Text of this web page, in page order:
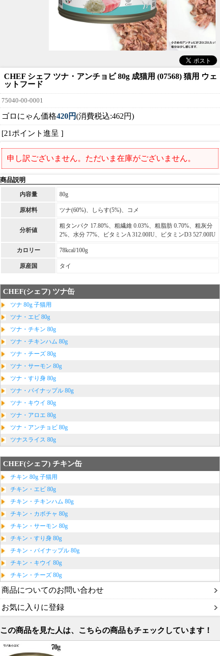
CHEF シェフ ツナ・アンチョビ 80g 成猫用 (07568) 猫用 ウェ
ットフード
75040-00-0001
ゴロにゃん価格420円(消費税込:462円)
[21ポイント進呈 ]
申し訳ございません。ただいま在庫がございません。
商品説明
内容量 80g
原材料 ツナ(60%)、しらす(5%)、コメ
分析値
粗タンパク 17.80%、粗繊維 0.03%、粗脂肪 0.70%、粗灰分
2%、水分 77%、ビタミンA 312.00IU、ビタミンD3 527.00IU
カロリー 78kcal/100g
原産国 タイ
CHEF(シェフ) ツナ缶
ツナ 80g 子猫用
ツナ・エビ 80g
ツナ・チキン 80g
ツナ・チキンハム 80g
ツナ・チーズ 80g
ツナ・サーモン 80g
ツナ・すり身 80g
ツナ・パイナップル 80g
ツナ・キウイ 80g
ツナ・アロエ 80g
ツナ・アンチョビ 80g
ツナスライス 80g
CHEF(シェフ) チキン缶
チキン 80g 子猫用
チキン・エビ 80g
チキン・チキンハム 80g
チキン・カボチャ 80g
チキン・サーモン 80g
チキン・すり身 80g
チキン・パイナップル 80g
チキン・キウイ 80g
チキン・チーズ 80g
商品についてのお問い合わせ
お気に入りに登録
この商品を見た人は、こちらの商品もチェックしています！